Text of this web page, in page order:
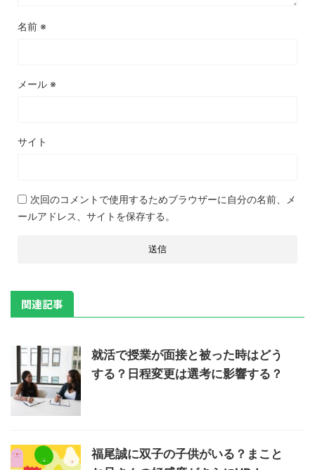
名前 ※
メール ※
サイト
次回のコメントで使用するためブラウザーに自分の名前、メ
ールアドレス、サイトを保存する。
関連記事
就活で授業が面接と被った時はどう
する？日程変更は選考に影響する？
福尾誠に双子の子供がいる？まこと